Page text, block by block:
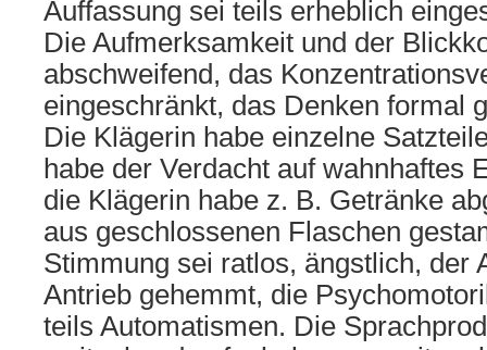
Auffassung sei teils erheblich
Die Aufmerksamkeit und der
abschweifend, das
eingeschränkt, das Denken formal
Die Klägerin habe einzelne
habe der Verdacht auf wahnhaftes
die Klägerin habe z. B. Getränke
aus geschlossenen Flaschen
Stimmung sei ratlos, ängstlich, der
Antrieb gehemmt, die
teils Automatismen. Die